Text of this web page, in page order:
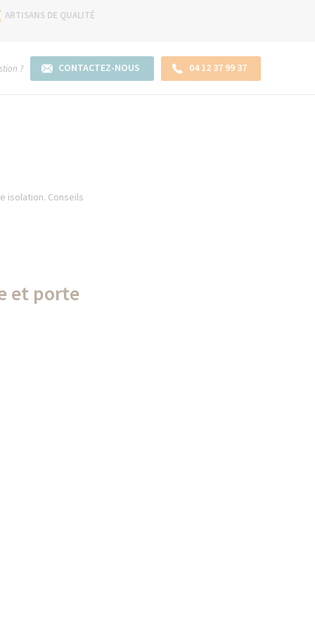
ARTISANS DE QUALITÉ
? CONTACTEZ-NOUS 04 12 37 99 37
isolation. Conseils
et porte